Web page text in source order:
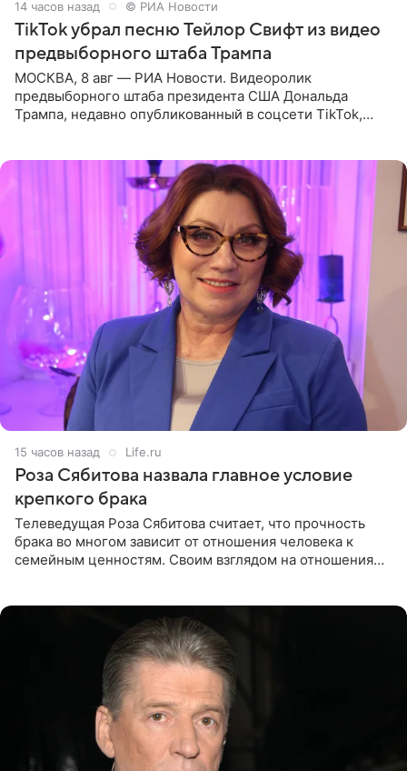
14 часов назад © РИА Новости
TikTok убрал песню Тейлор Свифт из видео
предвыборного штаба Трампа
МОСКВА, 8 авг — РИА Новости. Видеоролик
предвыборного штаба президента США Дональда
Трампа, недавно опубликованный в соцсети TikTok,
15 часов назад Life.ru
Роза Сябитова назвала главное условие
крепкого брака
Телеведущая Роза Сябитова считает, что прочность
брака во многом зависит от отношения человека к
семейным ценностям. Своим взглядом на отношения